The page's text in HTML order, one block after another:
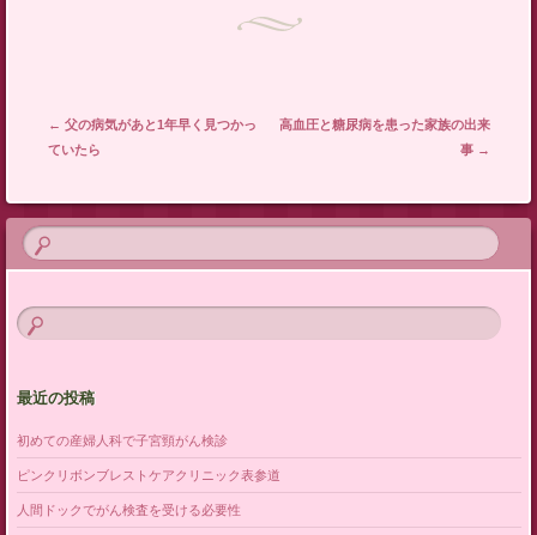
投稿ナビゲーション
← 父の病気があと1年早く見つかっ
ていたら
高血圧と糖尿病を患った家族の出来
事 →
最近の投稿
初めての産婦人科で子宮頸がん検診
ピンクリボンブレストケアクリニック表参道
人間ドックでがん検査を受ける必要性